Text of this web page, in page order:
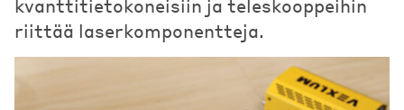
kvanttitietokoneisiin ja teleskooppeihin
riittää laserkomponentteja.